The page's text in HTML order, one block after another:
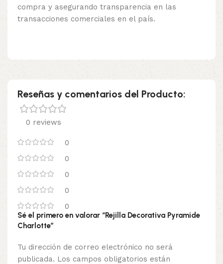
compra y asegurando transparencia en las
transacciones comerciales en el país.
Reseñas y comentarios del Producto:
0 reviews
0
0
0
0
0
Sé el primero en valorar “Rejilla Decorativa Pyramide
Charlotte”
Tu dirección de correo electrónico no será
publicada. Los campos obligatorios están